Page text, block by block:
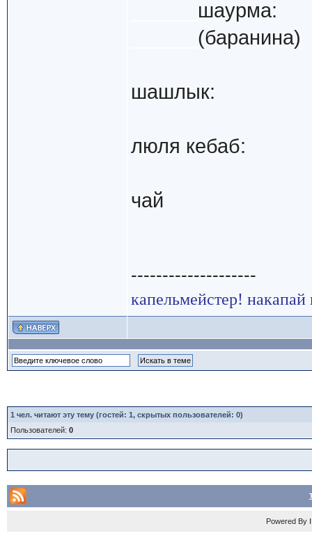
шаурма:
(баранина)
шашлык:
люля кебаб:
чай
--------------------
капельмейстер! накапай
1 чел. читают эту тему (гостей: 1, скрытых пользователей: 0)
Пользователей: 0
Powered By